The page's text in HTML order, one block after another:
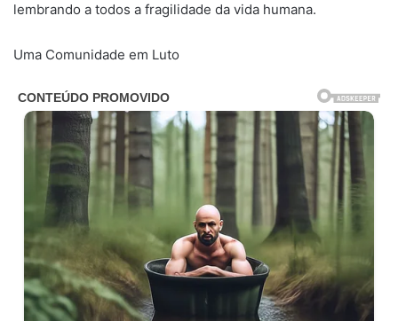
lembrando a todos a fragilidade da vida humana.
Uma Comunidade em Luto